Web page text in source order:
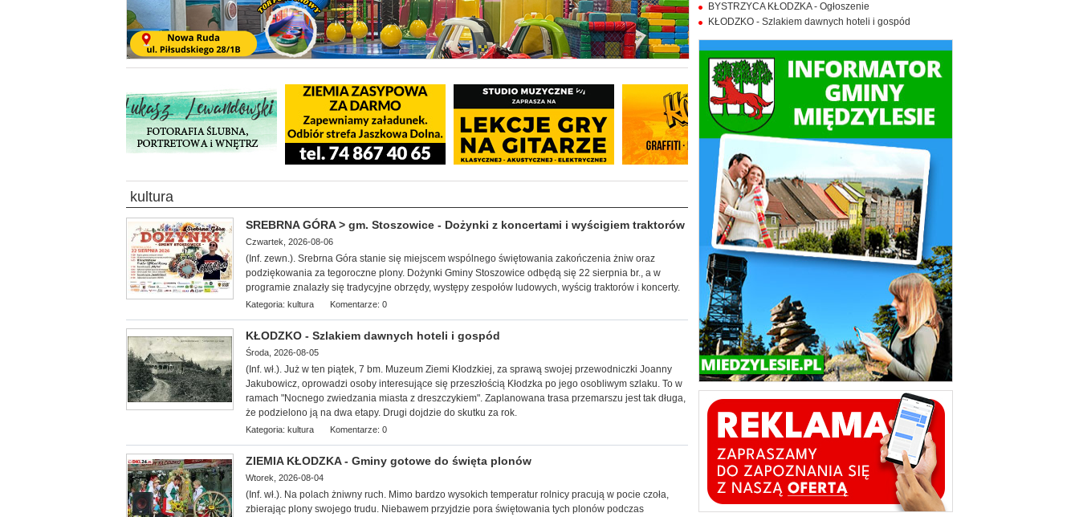
kultura
SREBRNA GÓRA > gm. Stoszowice - Dożynki z koncertami i wyścigiem traktorów
Czwartek, 2026-08-06
(Inf. zewn.). Srebrna Góra stanie się miejscem wspólnego świętowania zakończenia żniw oraz
podziękowania za tegoroczne plony. Dożynki Gminy Stoszowice odbędą się 22 sierpnia br., a w
programie znalazły się tradycyjne obrzędy, występy zespołów ludowych, wyścig traktorów i koncerty.
Kategoria: kultura Komentarze: 0
KŁODZKO - Szlakiem dawnych hoteli i gospód
Środa, 2026-08-05
(Inf. wł.). Już w ten piątek, 7 bm. Muzeum Ziemi Kłodzkiej, za sprawą swojej przewodniczki Joanny
Jakubowicz, oprowadzi osoby interesujące się przeszłością Kłodzka po jego osobliwym szlaku. To w
ramach "Nocnego zwiedzania miasta z dreszczykiem". Zaplanowana trasa przemarszu jest tak długa,
że podzielono ją na dwa etapy. Drugi dojdzie do skutku za rok.
Kategoria: kultura Komentarze: 0
ZIEMIA KŁODZKA - Gminy gotowe do święta plonów
Wtorek, 2026-08-04
(Inf. wł.). Na polach żniwny ruch. Mimo bardzo wysokich temperatur rolnicy pracują w pocie czoła,
zbierając plony swojego trudu. Niebawem przyjdzie pora świętowania tych plonów podczas
BYSTRZYCA KŁODZKA - Ogłoszenie
KŁODZKO - Szlakiem dawnych hoteli i gospód